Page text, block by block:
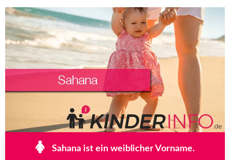
Sahana ist ein weiblicher Vorname.